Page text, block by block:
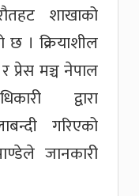
शाखाको
छ । क्रियाशील
प्रेस मञ्च नेपाल
द्वारा
गरिएको
जानकारी